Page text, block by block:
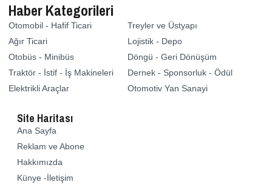
Haber Kategorileri
Otomobil - Hafif Ticari
Ağır Ticari
Otobüs - Minibüs
Traktör - İstif - İş Makineleri
Elektrikli Araçlar
Treyler ve Üstyapı
Lojistik - Depo
Döngü - Geri Dönüşüm
Dernek - Sponsorluk - Ödül
Otomotiv Yan Sanayi
Site Haritası
Ana Sayfa
Reklam ve Abone
Hakkımızda
Künye -İletişim